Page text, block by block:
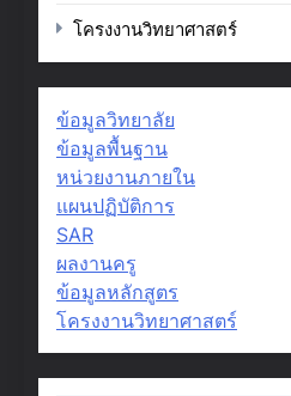
โครงงานวิทยาศาสตร์
ข้อมูลวิทยาลัย
ข้อมูลพื้นฐาน
หน่วยงานภายใน
แผนปฏิบัติการ
SAR
ผลงานครู
ข้อมูลหลักสูตร
โครงงานวิทยาศาสตร์